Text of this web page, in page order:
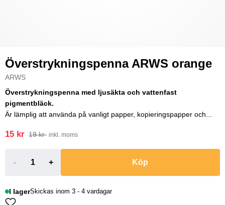
Överstrykningspenna ARWS orange
ARWS
Överstrykningspenna med ljusäkta och vattenfast
pigmentbläck.
Är lämplig att använda på vanligt papper, kopieringspapper och...
15 kr 19 kr inkl. moms
- + Köp
I lagerSkickas inom 3 - 4 vardagar